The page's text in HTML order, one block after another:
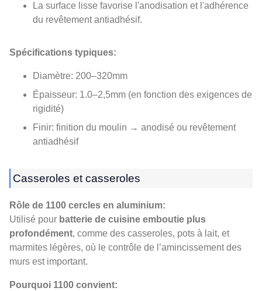
La surface lisse favorise l'anodisation et l'adhérence
du revêtement antiadhésif.
Spécifications typiques:
Diamètre: 200–320mm
Épaisseur: 1.0–2,5mm (en fonction des exigences de
rigidité)
Finir: finition du moulin → anodisé ou revêtement
antiadhésif
Casseroles et casseroles
Rôle de 1100 cercles en aluminium:
Utilisé pour batterie de cuisine emboutie plus
profondément, comme des casseroles, pots à lait, et
marmites légères, où le contrôle de l’amincissement des
murs est important.
Pourquoi 1100 convient: